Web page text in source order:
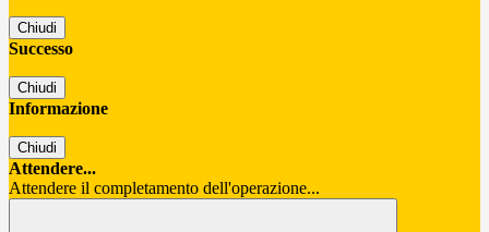
Chiudi
Successo
Chiudi
Informazione
Chiudi
Attendere...
Attendere il completamento dell'operazione...